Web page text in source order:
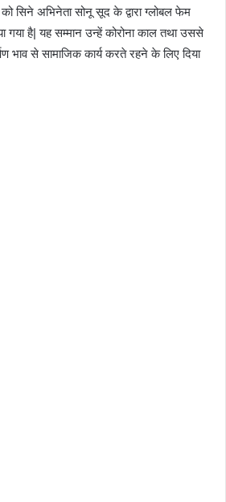
सिने अभिनेता सोनू सूद के द्वारा ग्लोबल फेम
गया है| यह सम्मान उन्हें कोरोना काल तथा उससे
भाव से सामाजिक कार्य करते रहने के लिए दिया